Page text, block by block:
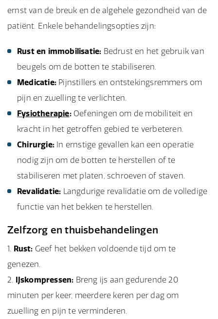
ernst van de breuk en de algehele gezondheid van de
patiënt. Enkele behandelingsopties zijn:
Rust en immobilisatie: Bedrust en het gebruik van
beugels om de botten te stabiliseren.
Medicatie: Pijnstillers en ontstekingsremmers om
pijn en zwelling te verlichten.
Fysiotherapie:Oefeningen om de mobiliteit en
kracht in het getroffen gebied te verbeteren.
Chirurgie: In ernstige gevallen kan een operatie
nodig zijn om de botten te herstellen of te
stabiliseren met platen, schroeven of staven.
Revalidatie: Langdurige revalidatie om de volledige
functie van het bekken te herstellen.
Zelfzorg en thuisbehandelingen
Rust: Geef het bekken voldoende tijd om te
genezen.
IJskompressen: Breng ijs aan gedurende 20
minuten per keer, meerdere keren per dag om
zwelling en pijn te verminderen.